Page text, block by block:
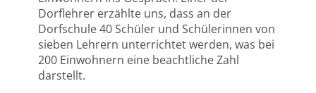
Dorflehrer erzählte uns, dass an der
Dorfschule 40 Schüler und Schülerinnen von
sieben Lehrern unterrichtet werden, was bei
200 Einwohnern eine beachtliche Zahl
darstellt.